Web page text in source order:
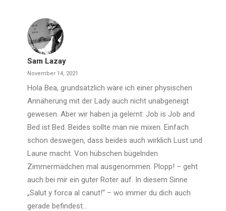
Sam Lazay
November 14, 2021
Hola Bea, grundsätzlich wäre ich einer physischen
Annäherung mit der Lady auch nicht unabgeneigt
gewesen. Aber wir haben ja gelernt: Job is Job and
Bed ist Bed. Beides sollte man nie mixen. Einfach
schon deswegen, dass beides auch wirklich Lust und
Laune macht. Von hübschen bügelnden
Zimmermädchen mal ausgenommen. Plopp! – geht
auch bei mir ein guter Roter auf. In diesem Sinne
„Salut y forca al canut!“ – wo immer du dich auch
gerade befindest…